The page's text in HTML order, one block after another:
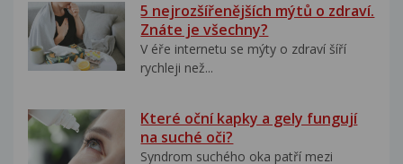
5 nejrozšířenějších mýtů o zdraví.
Znáte je všechny?
V éře internetu se mýty o zdraví šíří
rychleji než...
Které oční kapky a gely fungují
na suché oči?
Syndrom suchého oka patří mezi